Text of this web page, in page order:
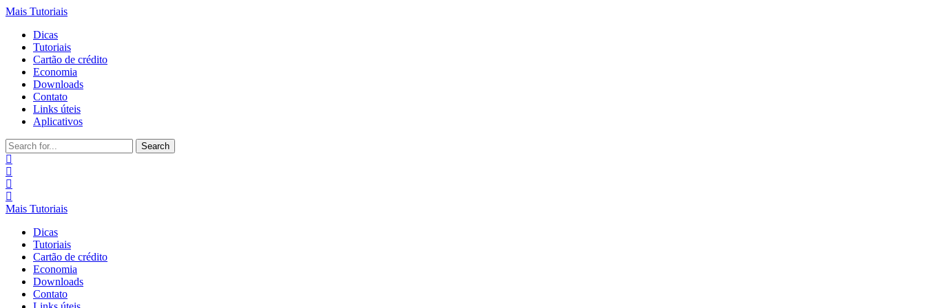
Mais Tutoriais
Dicas
Tutoriais
Cartão de crédito
Economia
Downloads
Contato
Links úteis
Aplicativos
Search
for:
Mais Tutoriais
Dicas
Tutoriais
Cartão de crédito
Economia
Downloads
Contato